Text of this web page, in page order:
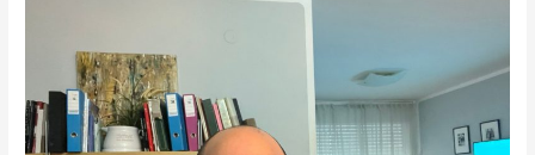
של
בדרום
–